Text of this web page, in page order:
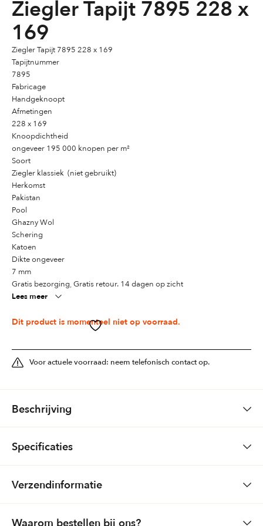
Ziegler Tapijt 7895 228 x
169
Ziegler Tapijt 7895 228 x 169
Tapijtnummer
7895
Fabricage
Handgeknoopt
Afmetingen
228 x 169
Knoopdichtheid
ongeveer 195 000 knopen per m²
Soort
Ziegler klassiek (niet gebruikt)
Herkomst
Pakistan
Pool
Ghazny Wol
Schering
Katoen
Dikte ongeveer
7 mm
Gratis bezorging, Gratis retour. 14 dagen op zicht
Lees meer
Dit product is momenteel niet op voorraad.
Voor actuele voorraad: neem telefonisch contact op.
Beschrijving
Een authentiek oosters tapijt met een hele fijne knoopdichtheid.
Maat 169 x 228
van iDeal-functie
Specificaties
Formaat
Materiaal wol
Verzendinformatie
Waarom bestellen bij ons?